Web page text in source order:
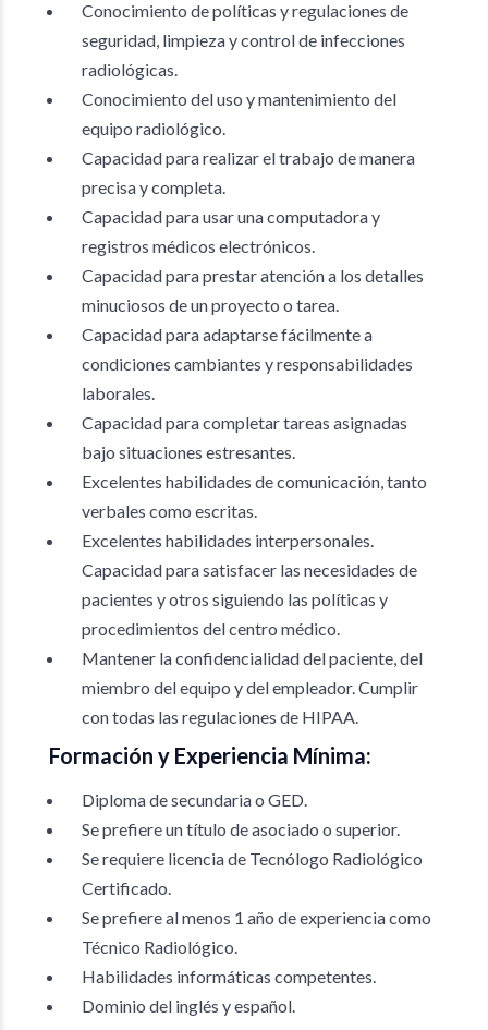
Conocimiento de políticas y regulaciones de
seguridad, limpieza y control de infecciones
radiológicas.
Conocimiento del uso y mantenimiento del
equipo radiológico.
Capacidad para realizar el trabajo de manera
precisa y completa.
Capacidad para usar una computadora y
registros médicos electrónicos.
Capacidad para prestar atención a los detalles
minuciosos de un proyecto o tarea.
Capacidad para adaptarse fácilmente a
condiciones cambiantes y responsabilidades
laborales.
Capacidad para completar tareas asignadas
bajo situaciones estresantes.
Excelentes habilidades de comunicación, tanto
verbales como escritas.
Excelentes habilidades interpersonales.
Capacidad para satisfacer las necesidades de
pacientes y otros siguiendo las políticas y
procedimientos del centro médico.
Mantener la confidencialidad del paciente, del
miembro del equipo y del empleador. Cumplir
con todas las regulaciones de HIPAA.
Formación y Experiencia Mínima:
Diploma de secundaria o GED.
Se prefiere un título de asociado o superior.
Se requiere licencia de Tecnólogo Radiológico
Certificado.
Se prefiere al menos 1 año de experiencia como
Técnico Radiológico.
Habilidades informáticas competentes.
Dominio del inglés y español.